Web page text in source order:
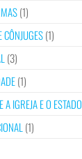
(1)
(1)
(3)
(1)
IGREJA E O ESTADO
(1)